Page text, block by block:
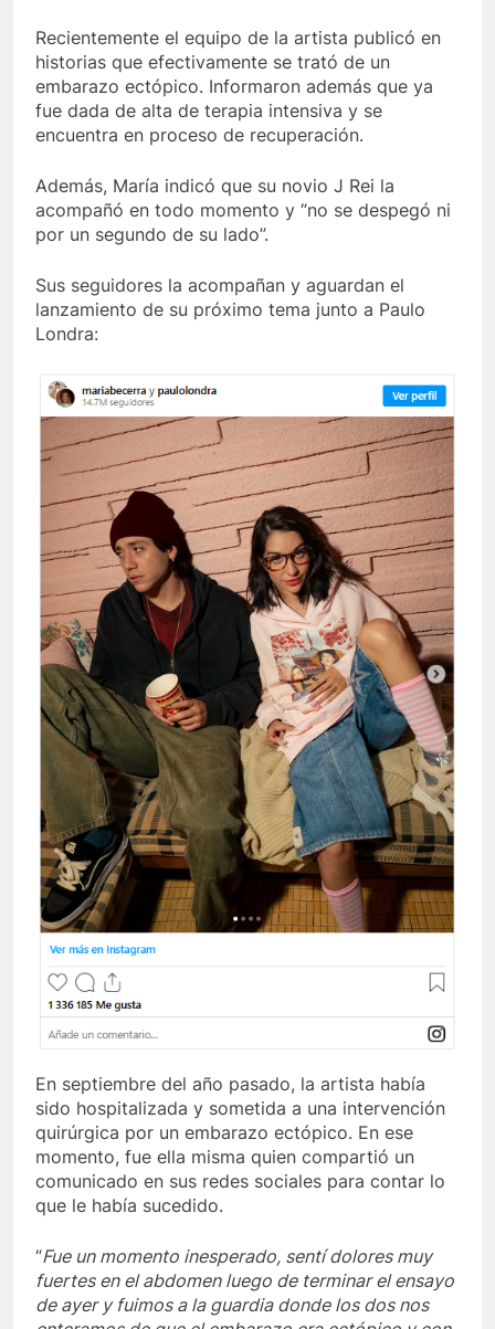
Recientemente el equipo de la artista publicó en
historias que efectivamente se trató de un
embarazo ectópico. Informaron además que ya
fue dada de alta de terapia intensiva y se
encuentra en proceso de recuperación.
Además, María indicó que su novio J Rei la
acompañó en todo momento y “no se despegó ni
por un segundo de su lado”.
Sus seguidores la acompañan y aguardan el
lanzamiento de su próximo tema junto a Paulo
Londra:
En septiembre del año pasado, la artista había
sido hospitalizada y sometida a una intervención
quirúrgica por un embarazo ectópico. En ese
momento, fue ella misma quien compartió un
comunicado en sus redes sociales para contar lo
que le había sucedido.
“Fue un momento inesperado, sentí dolores muy
fuertes en el abdomen luego de terminar el ensayo
de ayer y fuimos a la guardia donde los dos nos